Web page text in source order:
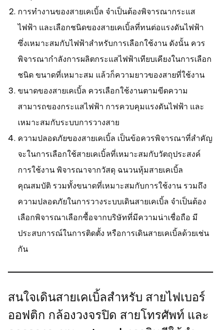
การทำงานของสายเคเบิ้ล จำเป็นต้องพิจารณากระแส
ไฟฟ้า และเลือกชนิดของสายเคเบิ้ลที่ทนต่อแรงดันไฟฟ้า
ซึ่งเหมาะสมกับไฟฟ้าสำหรับการเลือกใช้งาน ดังนั้น ควร
พิจารณากำลังการผลิตกระแสไฟฟ้าเทียบเคียงในการเลือก
ชนิด ขนาดที่เหมาะสม แล้วก็ความยาวของสายที่ใช้งาน
ขนาดของสายเคเบิ้ล ควรเลือกใช้งานตามขีดความ
สามารถของกระแสไฟฟ้า การควบคุมแรงดันไฟฟ้า และ
เหมาะสมกับระบบการวางสาย
ความปลอดภัยของสายเคเบิ้ล เป็นข้อควรพิจารณาที่สำคัญ
จะในการเลือกใช้สายเคเบิ้ลที่เหมาะสมกับวัตถุประสงค์
การใช้งาน พิจารณาจากวัสดุ ฉนวนหุ้มสายเคเบิ้ล
คุณสมบัติ รวมทั้งขนาดที่เหมาะสมกับการใช้งาน รวมถึง
ความปลอดภัยในการวางระบบเดินสายเคเบิ้ล จำเป็นต้อง
เลือกพิจารณาเลือกซื้อจากบริษัทที่มีความน่าเชื่อถือ มี
ประสบการณ์ในการติดตั้ง หรือการเดินสายเคเบิ้ลด้วยเช่น
กัน
สนใจเดินสายเคเบิ้ลสำหรับ สายไฟเบอร์
ออฟติก กล้องวงจรปิด สายโทรศัพท์ และ